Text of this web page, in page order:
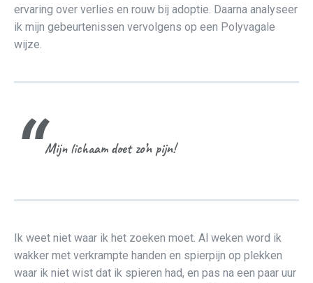
ervaring over verlies en rouw bij adoptie. Daarna analyseer
ik mijn gebeurtenissen vervolgens op een Polyvagale
wijze.
Mijn lichaam doet zo’n pijn!
Ik weet niet waar ik het zoeken moet. Al weken word ik
wakker met verkrampte handen en spierpijn op plekken
waar ik niet wist dat ik spieren had, en pas na een paar uur